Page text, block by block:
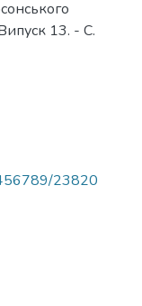
13. - С.
23820